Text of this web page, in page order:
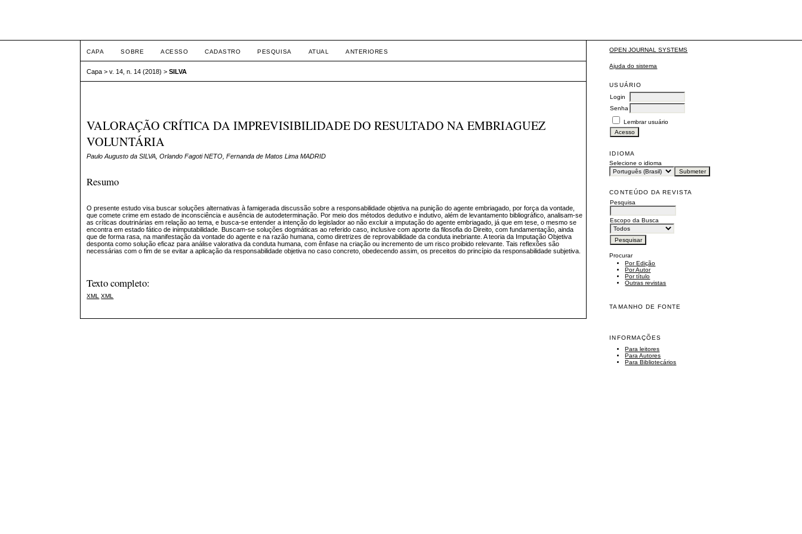
OPEN JOURNAL SYSTEMS
Ajuda do sistema
USUÁRIO
Login
Senha
Lembrar usuário
IDIOMA
Selecione o idioma
CONTEÚDO DA REVISTA
Pesquisa
Escopo da Busca
Procurar
Por Edição
Por Autor
Por título
Outras revistas
TAMANHO DE FONTE
INFORMAÇÕES
Para leitores
Para Autores
Para Bibliotecários
CAPA SOBRE ACESSO CADASTRO PESQUISA ATUAL ANTERIORES
Capa >v. 14, n. 14 (2018) >SILVA
VALORAÇÃO CRÍTICA DA IMPREVISIBILIDADE DO RESULTADO NA EMBRIAGUEZ
VOLUNTÁRIA
Paulo Augusto da SILVA, Orlando Fagoti NETO, Fernanda de Matos Lima MADRID
Resumo
O presente estudo visa buscar soluções alternativas à famigerada discussão sobre a responsabilidade objetiva na punição do agente embriagado, por força da vontade,
que comete crime em estado de inconsciência e ausência de autodeterminação. Por meio dos métodos dedutivo e indutivo, além de levantamento bibliográfico, analisam-se
as críticas doutrinárias em relação ao tema, e busca-se entender a intenção do legislador ao não excluir a imputação do agente embriagado, já que em tese, o mesmo se
encontra em estado fático de inimputabilidade. Buscam-se soluções dogmáticas ao referido caso, inclusive com aporte da filosofia do Direito, com fundamentação, ainda
que de forma rasa, na manifestação da vontade do agente e na razão humana, como diretrizes de reprovabilidade da conduta inebriante. A teoria da Imputação Objetiva
desponta como solução eficaz para análise valorativa da conduta humana, com ênfase na criação ou incremento de um risco proibido relevante. Tais reflexões são
necessárias com o fim de se evitar a aplicação da responsabilidade objetiva no caso concreto, obedecendo assim, os preceitos do princípio da responsabilidade subjetiva.
Texto completo:
XML XML